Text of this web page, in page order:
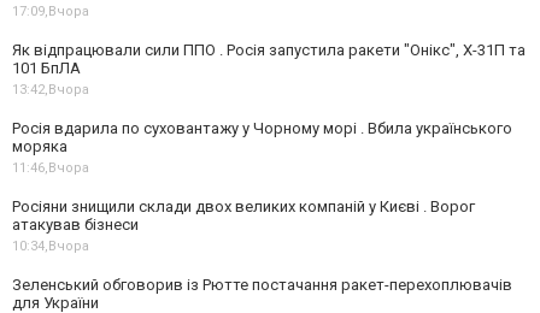
17:09,Вчора
Як відпрацювали сили ППО . Росія запустила ракети "Онікс", Х-31П та
101 БпЛА
13:42,Вчора
Росія вдарила по суховантажу у Чорному морі . Вбила українського
моряка
11:46,Вчора
Росіяни знищили склади двох великих компаній у Києві . Ворог
атакував бізнеси
10:34,Вчора
Зеленський обговорив із Рютте постачання ракет-перехоплювачів
для України